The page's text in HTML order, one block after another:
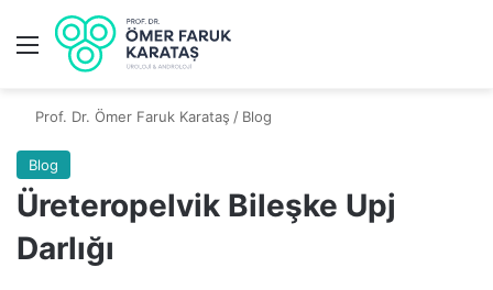
Prof. Dr. Ömer Faruk Karataş / Blog
Blog
Üreteropelvik Bileşke Upj
Darlığı